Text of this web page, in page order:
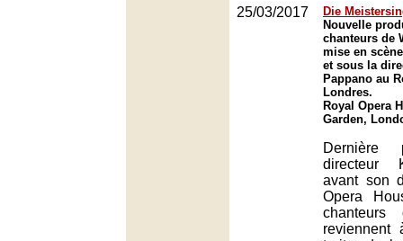
25/03/2017
Die
Nouvelle
chanteurs de
mise en
et sous la
Pappano au
Londres.
Royal Opera
Garden,
Dernière
directeur
avant son
Opera
chanteurs
reviennent